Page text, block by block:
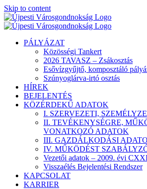
Skip to content
PÁLYÁZAT
Közösségi Tankert
2026 TAVASZ – Zsákosztás
Esővízgyűjtő, komposztáló
Szúnyoglárva-irtó osztás
HÍREK
BEJELENTÉS
KÖZÉRDEKŰ ADATOK
I. SZERVEZETI,
II. TEVÉKENYSÉGRE,
VONATKOZÓ ADATOK
III. GAZDÁLKODÁSI
IV. MŰKÖDÉST
Vezetői adatok – 2009. évi
Visszaélés Bejelentési Rendszer
KAPCSOLAT
KARRIER